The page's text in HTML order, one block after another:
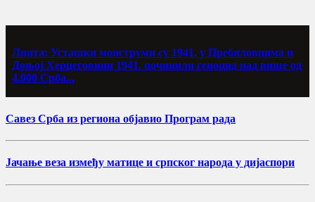
Линта: Усташки монструми су 1941. у Пребиловцима и
Доњој Херцеговини 1941. починили геноцид над више од
4.000 Срба...
Савез Срба из региона објавио Програм рада
Јачање веза између матице и српског народа у дијаспори